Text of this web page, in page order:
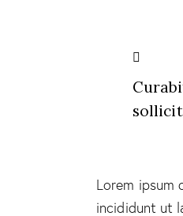
Lorem ipsum
incididunt ut